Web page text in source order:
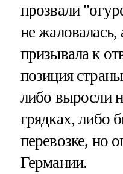
прозвали
не жаловалась,
призывала к
позиция
либо выросли
грядках, либо
перевозке, но
Германии.